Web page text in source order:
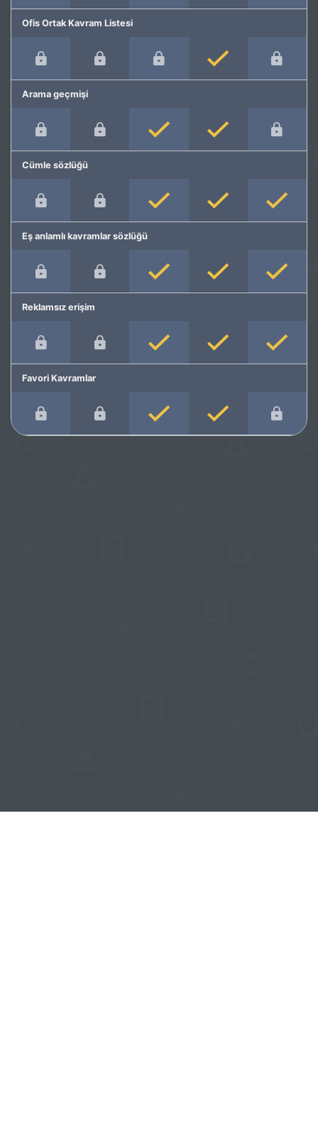
Ofis Ortak Kavram Listesi
Arama geçmişi
Cümle sözlüğü
Eş anlamlı kavramlar sözlüğü
Reklamsız erişim
Favori Kavramlar